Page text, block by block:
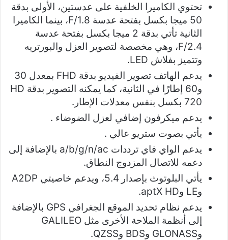
تحتوي الكاميرا الخلفية على عدستين، الأولى بدقة
50 ميجا بكسل بفتحة عدسة F/1.8، بينما الكاميرا
الثانية تأتي بدقة 2 ميجا بكسل بفتحة عدسة
F/2.4، وهي مخصصة لتصوير العزل والبورتريه
وتتميز بفلاش LED.
يدعم الهاتف تصوير الفيديو بدقة FHD بمعدل 30
و60 إطارًا في الثانية، كما يمكنه التصوير بدقة HD
720 بكسل بنفس معدلات الإطار.
يدعم ميكرفون إضافي لعزل الضوضاء .
يأتي بصوت ستريو عالي .
يدعم الواي فاي ترددات a/b/g/n/ac بالإضافة إلى
دعمه للاتصال المزدوج النطاق.
يأتي البلوتوث بإصدار 5.4، ويدعم خاصيتي A2DP
وLE وaptX HD.
يدعم نظام تحديد الموقع الجغرافي GPS بالإضافة
إلى أنظمة الملاحة الأخرى مثل GALILEO
وGLONASS وBDS وQZSS.